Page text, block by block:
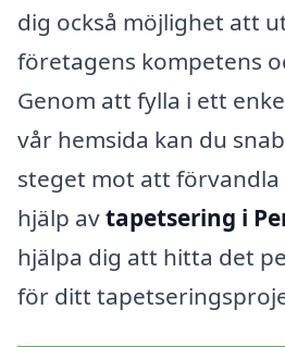
dig också möjlighet att
företagens kompetens
Genom att fylla i ett
vår hemsida kan du
steget mot att
hjälp avtapetsering i
hjälpa dig att hitta det
för ditt